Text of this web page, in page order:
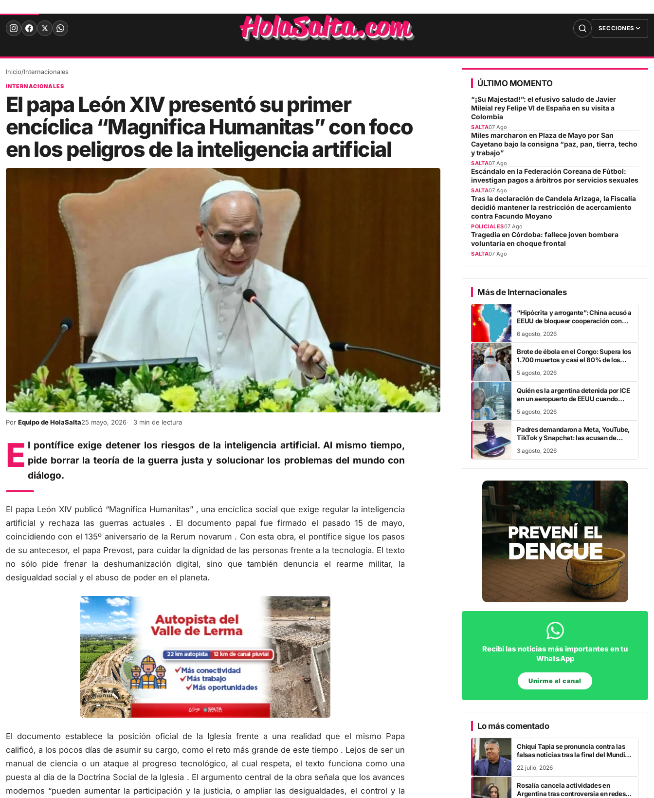
to
content
SECCIONES
Inicio/Internacionales
INTERNACIONALES
El papa León XIV presentó su primer
encíclica “Magnifica Humanitas” con foco
en los peligros de la inteligencia artificial
Por Equipo de HolaSalta25 mayo, 2026 3 min de lectura
E l pontífice exige detener los riesgos de la inteligencia artificial. Al mismo tiempo,
pide borrar la teoría de la guerra justa y solucionar los problemas del mundo con
diálogo.
El papa León XIV publicó “Magnifica Humanitas” , una encíclica social que exige regular la inteligencia
artificial y rechaza las guerras actuales . El documento papal fue firmado el pasado 15 de mayo,
coincidiendo con el 135º aniversario de la Rerum novarum . Con esta obra, el pontífice sigue los pasos
de su antecesor, el papa Prevost, para cuidar la dignidad de las personas frente a la tecnología. El texto
no sólo pide frenar la deshumanización digital, sino que también denuncia el rearme militar, la
desigualdad social y el abuso de poder en el planeta.
El documento establece la posición oficial de la Iglesia frente a una realidad que el mismo Papa
calificó, a los pocos días de asumir su cargo, como el reto más grande de este tiempo . Lejos de ser un
manual de ciencia o un ataque al progreso tecnológico, al cual respeta, el texto funciona como una
puesta al día de la Doctrina Social de la Iglesia . El argumento central de la obra señala que los avances
modernos “pueden aumentar la participación y la justicia, o ampliar las desigualdades, el control y la
ÚLTIMO MOMENTO
“¡Su Majestad!”: el efusivo saludo de Javier
Mileial rey Felipe VI de España en su visita a
Colombia
SALTA07 Ago
Miles marcharon en Plaza de Mayo por San
Cayetano bajo la consigna “paz, pan, tierra, techo
y trabajo”
SALTA07 Ago
Escándalo en la Federación Coreana de Fútbol:
investigan pagos a árbitros por servicios sexuales
SALTA07 Ago
Tras la declaración de Candela Arizaga, la Fiscalía
decidió mantener la restricción de acercamiento
contra Facundo Moyano
POLICIALES07 Ago
Tragedia en Córdoba: fallece joven bombera
voluntaria en choque frontal
SALTA07 Ago
Más de Internacionales
“Hipócrita y arrogante”: China acusó a
EEUU de bloquear cooperación con
diplomática para Javier Milei
6 agosto, 2026
Brote de ébola en el Congo: Supera los
1.700 muertos y casi el 80% de los
contactos
5 agosto, 2026
Quién es la argentina detenida por ICE
en un aeropuerto de EEUU cuando
Mundial
5 agosto, 2026
Padres demandaron a Meta, YouTube,
TikTok y Snapchat: las acusan de
3 agosto, 2026
Recibí las noticias más importantes en tu
WhatsApp
Unirme al canal
Lo más comentado
Chiqui Tapia se pronuncia contra las
falsas noticias tras la final del Mundial
22 julio, 2026
Rosalía cancela actividades en
Argentina tras controversia en redes